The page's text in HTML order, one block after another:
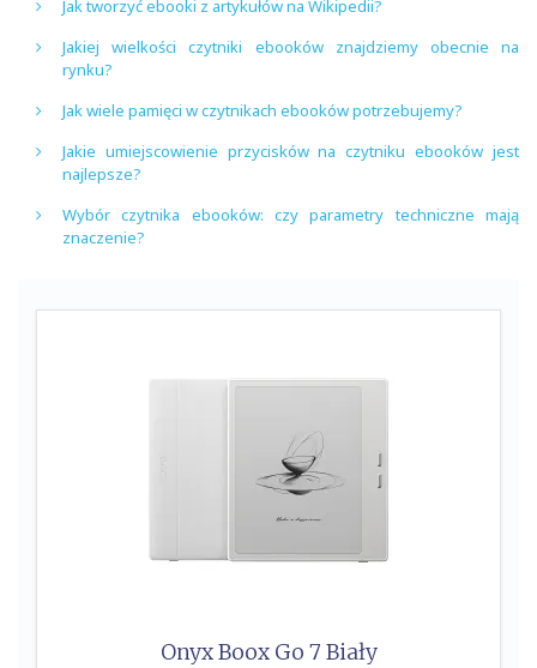
Jak tworzyć ebooki z artykułów na Wikipedii?
Jakiej wielkości czytniki ebooków znajdziemy obecnie na
rynku?
Jak wiele pamięci w czytnikach ebooków potrzebujemy?
Jakie umiejscowienie przycisków na czytniku ebooków jest
najlepsze?
Wybór czytnika ebooków: czy parametry techniczne mają
znaczenie?
Onyx Boox Go 7 Biały